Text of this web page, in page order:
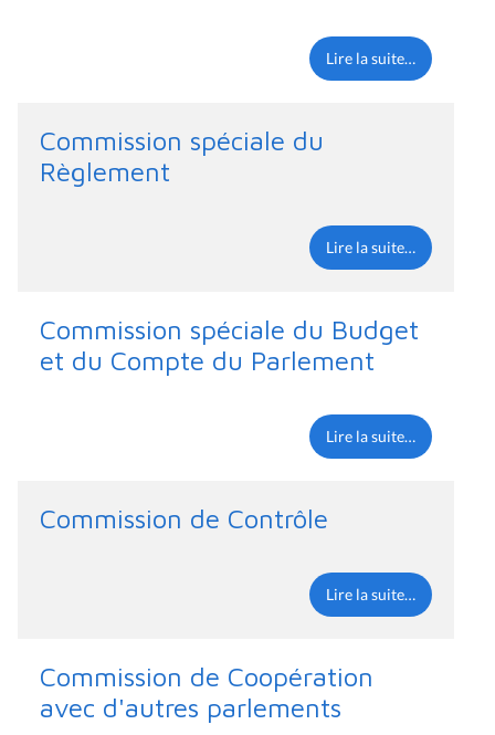
Lire la suite…
Commission spéciale du
Règlement
Lire la suite…
Commission spéciale du Budget
et du Compte du Parlement
Lire la suite…
Commission de Contrôle
Lire la suite…
Commission de Coopération
avec d'autres parlements